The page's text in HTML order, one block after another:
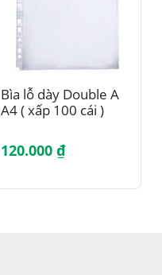
Bìa lỗ dày Double A
A4 ( xấp 100 cái )
120.000 ₫